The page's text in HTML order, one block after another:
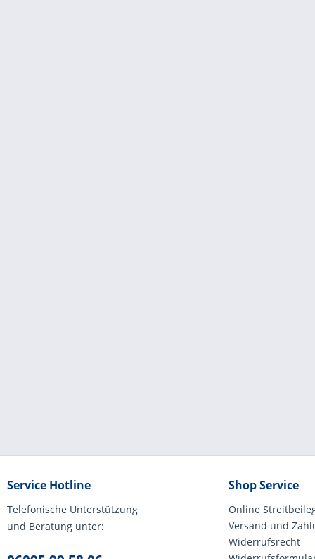
Service Hotline
Telefonische Unterstützung
und Beratung unter:
Shop Service
Online
Versand und
Widerrufsrecht